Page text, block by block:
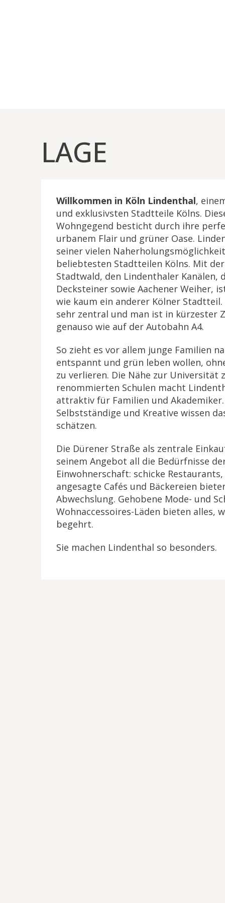
LAGE
Willkommen in Köln Lindenthal,
und exklusivsten Stadtteile Kölns.
Wohngegend besticht durch ihre
urbanem Flair und grüner Oase.
seiner vielen
beliebtesten Stadtteilen Kölns. Mit
Stadtwald, den Lindenthaler Kanälen,
Decksteiner sowie Aachener Weiher,
wie kaum ein anderer Kölner
sehr zentral und man ist in kürzester
genauso wie auf der Autobahn A4.
So zieht es vor allem junge Familien
entspannt und grün leben wollen,
zu verlieren. Die Nähe zur Universität
renommierten Schulen macht
attraktiv für Familien und
Selbstständige und Kreative wissen
schätzen.
Die Dürener Straße als zentrale
seinem Angebot all die Bedürfnisse
Einwohnerschaft: schicke
angesagte Cafés und Bäckereien
Abwechslung. Gehobene Mode- und
Wohnaccessoires-Läden bieten alles,
begehrt.
Sie machen Lindenthal so besonders.